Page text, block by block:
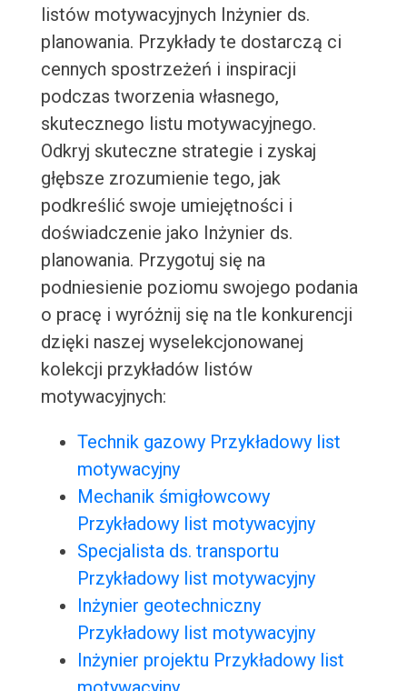
listów motywacyjnych Inżynier ds.
planowania. Przykłady te dostarczą ci
cennych spostrzeżeń i inspiracji
podczas tworzenia własnego,
skutecznego listu motywacyjnego.
Odkryj skuteczne strategie i zyskaj
głębsze zrozumienie tego, jak
podkreślić swoje umiejętności i
doświadczenie jako Inżynier ds.
planowania. Przygotuj się na
podniesienie poziomu swojego podania
o pracę i wyróżnij się na tle konkurencji
dzięki naszej wyselekcjonowanej
kolekcji przykładów listów
motywacyjnych:
Technik gazowy Przykładowy list
motywacyjny
Mechanik śmigłowcowy
Przykładowy list motywacyjny
Specjalista ds. transportu
Przykładowy list motywacyjny
Inżynier geotechniczny
Przykładowy list motywacyjny
Inżynier projektu Przykładowy list